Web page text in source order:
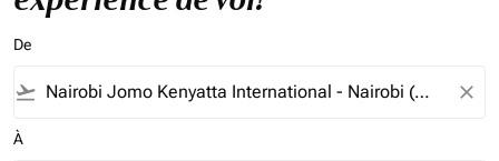
De
flight_takeoff close
À